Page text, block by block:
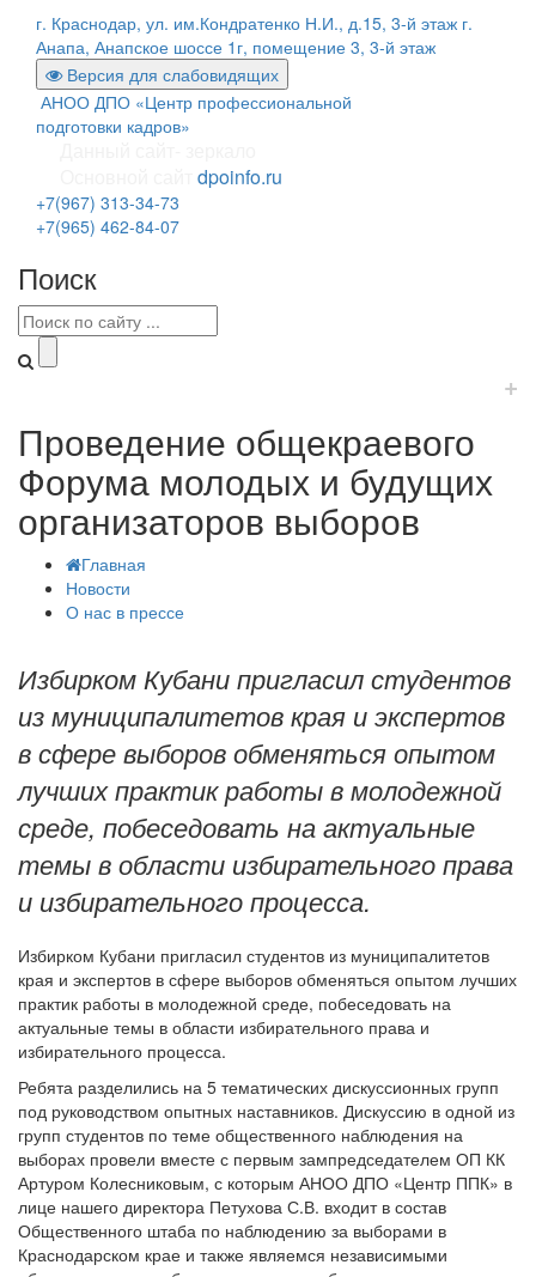
г. Краснодар, ул. им.Кондратенко Н.И., д.15, 3-й этаж г.
Анапа, Анапское шоссе 1г, помещение 3, 3-й этаж
Версия для слабовидящих
АНОО ДПО «Центр профессиональной
подготовки кадров»
dpoinfo.ru
+7(967) 313-34-73
+7(965) 462-84-07
Поиск
+
Проведение общекраевого
Форума молодых и будущих
организаторов выборов
Главная
Новости
О нас в прессе
Избирком Кубани пригласил студентов
из муниципалитетов края и экспертов
в сфере выборов обменяться опытом
лучших практик работы в молодежной
среде, побеседовать на актуальные
темы в области избирательного права
и избирательного процесса.
Избирком Кубани пригласил студентов из муниципалитетов
края и экспертов в сфере выборов обменяться опытом лучших
практик работы в молодежной среде, побеседовать на
актуальные темы в области избирательного права и
избирательного процесса.
Ребята разделились на 5 тематических дискуссионных групп
под руководством опытных наставников. Дискуссию в одной из
групп студентов по теме общественного наблюдения на
выборах провели вместе с первым зампредседателем ОП КК
Артуром Колесниковым, с которым АНОО ДПО «Центр ППК» в
лице нашего директора Петухова С.В. входит в состав
Общественного штаба по наблюдению за выборами в
Краснодарском крае и также являемся независимыми